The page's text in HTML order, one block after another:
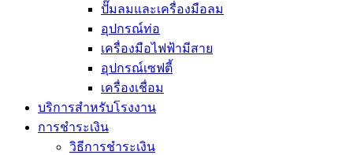
ปั๊มลมและเครื่องมือลม
อุปกรณ์ท่อ
เครื่องมือไฟฟ้ามีสาย
อุปกรณ์เซฟตี้
เครื่องเชื่อม
บริการสำหรับโรงงาน
การชำระเงิน
วิธีการชำระเงิน